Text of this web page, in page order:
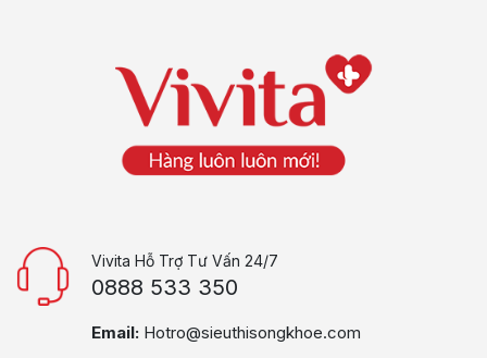
Vivita Hỗ Trợ Tư Vấn 24/7
0888 533 350
Email: Hotro@sieuthisongkhoe.com